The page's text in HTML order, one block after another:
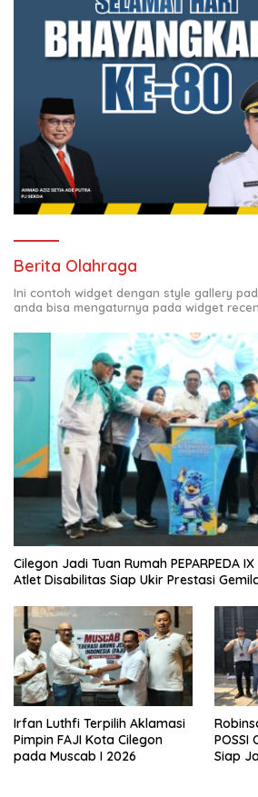
Berita Olahraga
Ini contoh widget dengan style gallery
anda bisa mengaturnya pada widget
Cilegon Jadi Tuan Rumah PEPARPEDA
Atlet Disabilitas Siap Ukir Prestasi
Irfan Luthfi Terpilih Aklamasi
Pimpin FAJI Kota Cilegon
pada Muscab I 2026
POSSI
Siap